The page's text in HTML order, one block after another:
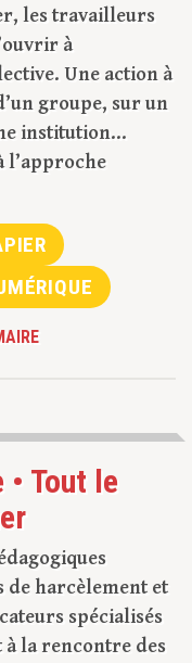
les travailleurs
à
Une action à
groupe, sur un
institution…
l’approche
Tout le
de harcèlement et
spécialisés
la rencontre des